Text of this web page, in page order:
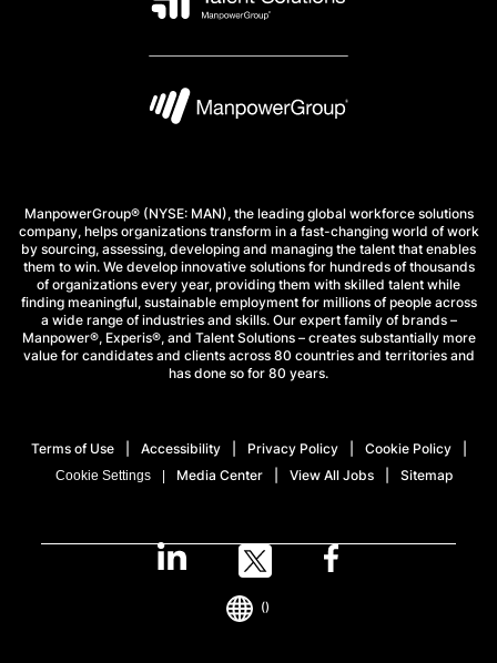
ManpowerGroup® (NYSE: MAN), the leading global workforce solutions
company, helps organizations transform in a fast-changing world of work
by sourcing, assessing, developing and managing the talent that enables
them to win. We develop innovative solutions for hundreds of thousands
of organizations every year, providing them with skilled talent while
finding meaningful, sustainable employment for millions of people across
a wide range of industries and skills. Our expert family of brands –
Manpower®, Experis®, and Talent Solutions – creates substantially more
value for candidates and clients across 80 countries and territories and
has done so for 80 years.
Terms of Use Accessibility Privacy Policy Cookie Policy
Cookie Settings Media Center View All Jobs Sitemap
()